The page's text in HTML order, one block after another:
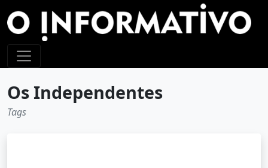
Os Independentes
Tags